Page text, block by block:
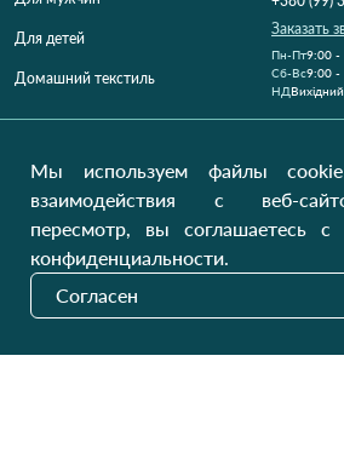
Для детей
Домашний текстиль
Заказать
Пн-Пт9:00 -
Cб-Вс9:00 -
НДВихідний
Наши обновления
Мы используем файлы
взаимодействия с веб-
пересмотр, вы соглашаетесь
конфиденциальности.
Согласен